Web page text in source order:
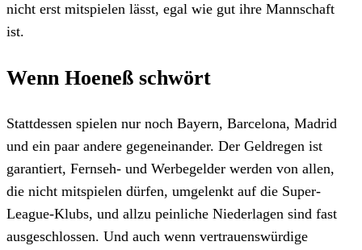
nicht erst mitspielen lässt, egal wie gut ihre Mannschaft
ist.
Wenn Hoeneß schwört
Stattdessen spielen nur noch Bayern, Barcelona, Madrid
und ein paar andere gegeneinander. Der Geldregen ist
garantiert, Fernseh- und Werbegelder werden von allen,
die nicht mitspielen dürfen, umgelenkt auf die Super-
League-Klubs, und allzu peinliche Niederlagen sind fast
ausgeschlossen. Und auch wenn vertrauenswürdige